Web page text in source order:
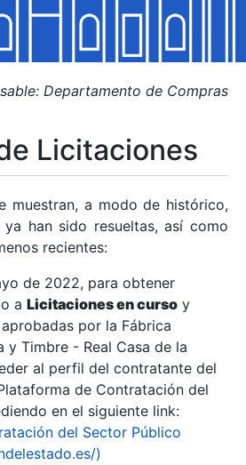
Departamento de Compras
Licitaciones
muestran, a modo de histórico,
han sido resueltas, así como
recientes:
de 2022, para obtener
a Licitaciones en curso y
por la Fábrica
y Timbre - Real Casa de la
al perfil del contratante del
de Contratación del
en el siguiente link:
del Sector Público
)